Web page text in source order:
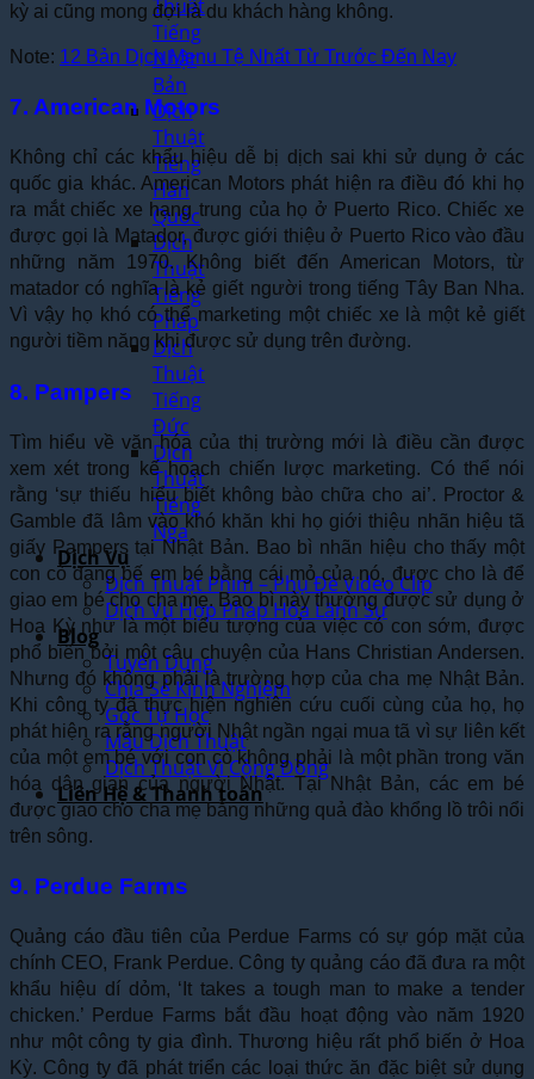
Thuật
Tiếng
Nhật
Bản
Dịch
Thuật
Tiếng
Hàn
Quốc
Dịch
Thuật
Tiếng
Pháp
Dịch
Thuật
Tiếng
Đức
Dịch
Thuật
Tiếng
Nga
Dịch Vụ
Dịch Thuật Phim – Phụ Đề Video Clip
Dịch Vụ Hợp Pháp Hóa Lãnh Sự
Blog
Tuyển Dụng
Chia Sẻ Kinh Nghiệm
Góc Tự Học
Mẫu Dịch Thuật
Dịch Thuật Vì Cộng Đồng
Liên Hệ & Thanh toán
kỳ ai cũng mong đợi là du khách hàng không.
Note: 12 Bản Dịch Menu Tệ Nhất Từ Trước Đến Nay
7. American Motors
Không chỉ các khẩu hiệu dễ bị dịch sai khi sử dụng ở các
quốc gia khác. American Motors phát hiện ra điều đó khi họ
ra mắt chiếc xe hạng trung của họ ở Puerto Rico. Chiếc xe
được gọi là Matador, được giới thiệu ở Puerto Rico vào đầu
những năm 1970. Không biết đến American Motors, từ
matador có nghĩa là kẻ giết người trong tiếng Tây Ban Nha.
Vì vậy họ khó có thể marketing một chiếc xe là một kẻ giết
người tiềm năng khi được sử dụng trên đường.
8. Pampers
Tìm hiểu về văn hóa của thị trường mới là điều cần được
xem xét trong kế hoạch chiến lược marketing. Có thể nói
rằng ‘sự thiếu hiểu biết không bào chữa cho ai’. Proctor &
Gamble đã lâm vào khó khăn khi họ giới thiệu nhãn hiệu tã
giấy Pampers tại Nhật Bản. Bao bì nhãn hiệu cho thấy một
con cò đang bế em bé bằng cái mỏ của nó, được cho là để
giao em bé cho cha mẹ. Bao bì này thường được sử dụng ở
Hoa Kỳ như là một biểu tượng của việc có con sớm, được
phổ biến bởi một câu chuyện của Hans Christian Andersen.
Nhưng đó không phải là trường hợp của cha mẹ Nhật Bản.
Khi công ty đã thực hiện nghiên cứu cuối cùng của họ, họ
phát hiện ra rằng người Nhật ngần ngại mua tã vì sự liên kết
của một em bé với con cò không phải là một phần trong văn
hóa dân gian của người Nhật. Tại Nhật Bản, các em bé
được giao cho cha mẹ bằng những quả đào khổng lồ trôi nổi
trên sông.
9. Perdue Farms
Quảng cáo đầu tiên của Perdue Farms có sự góp mặt của
chính CEO, Frank Perdue. Công ty quảng cáo đã đưa ra một
khẩu hiệu dí dỏm, ‘It takes a tough man to make a tender
chicken.’ Perdue Farms bắt đầu hoạt động vào năm 1920
như một công ty gia đình. Thương hiệu rất phổ biến ở Hoa
Kỳ. Công ty đã phát triển các loại thức ăn đặc biệt sử dụng